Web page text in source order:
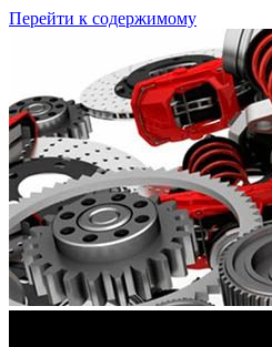
Перейти к содержимому